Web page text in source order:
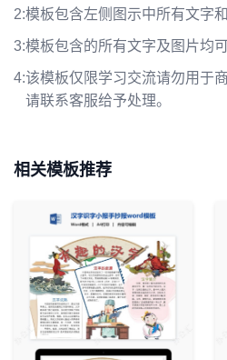
2:模板包含左侧图示中所有文字
3:模板包含的所有文字及图片均可
4:该模板仅限学习交流请勿用于
请联系客服给予处理。
相关模板推荐